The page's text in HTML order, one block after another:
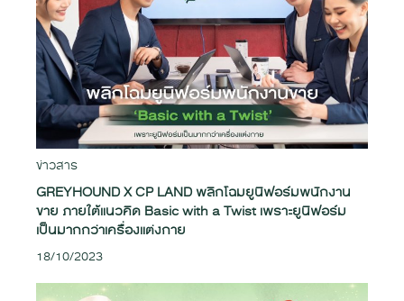
ข่าวสาร
GREYHOUND X CP LAND พลิกโฉมยูนิฟอร์มพนักงาน
ขาย ภายใต้แนวคิด Basic with a Twist เพราะยูนิฟอร์ม
เป็นมากกว่าเครื่องแต่งกาย
18/10/2023